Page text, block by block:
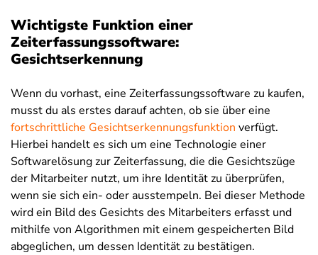
Wichtigste Funktion einer
Zeiterfassungssoftware:
Gesichtserkennung
Wenn du vorhast, eine Zeiterfassungssoftware zu kaufen,
musst du als erstes darauf achten, ob sie über eine
fortschrittliche Gesichtserkennungsfunktion verfügt.
Hierbei handelt es sich um eine Technologie einer
Softwarelösung zur Zeiterfassung, die die Gesichtszüge
der Mitarbeiter nutzt, um ihre Identität zu überprüfen,
wenn sie sich ein- oder ausstempeln. Bei dieser Methode
wird ein Bild des Gesichts des Mitarbeiters erfasst und
mithilfe von Algorithmen mit einem gespeicherten Bild
abgeglichen, um dessen Identität zu bestätigen.